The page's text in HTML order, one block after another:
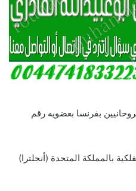
بفرنسا بعضويه رقم
بالمملكة المتحدة (أنجلترا)